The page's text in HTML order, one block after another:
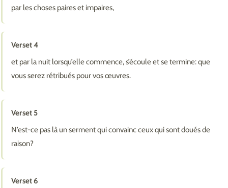
par les choses paires et impaires,
Verset 4
et par la nuit lorsqu’elle commence, s’écoule et se termine: que
vous serez rétribués pour vos œuvres.
Verset 5
N’est-ce pas là un serment qui convainc ceux qui sont doués de
raison?
Verset 6